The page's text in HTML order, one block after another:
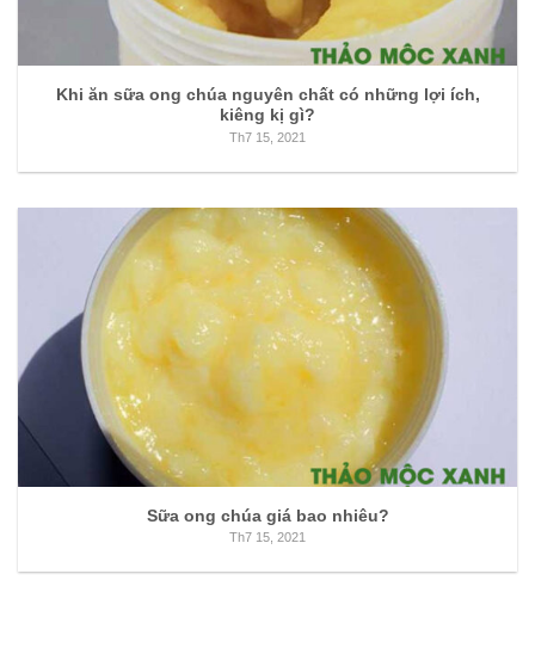
Khi ăn sữa ong chúa nguyên chất có những lợi ích,
kiêng kị gì?
Th7 15, 2021
Sữa ong chúa giá bao nhiêu?
Th7 15, 2021